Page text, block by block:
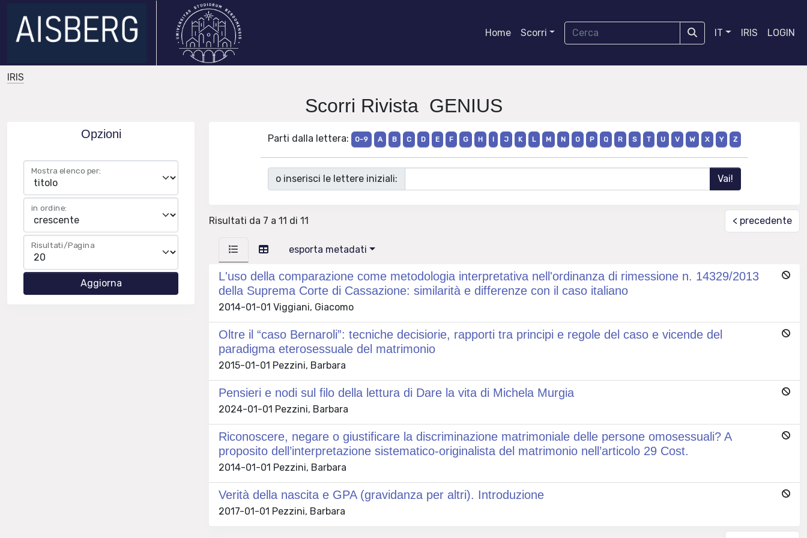
Home Scorri IT IRIS LOGIN
IRIS
Scorri Rivista GENIUS
Opzioni
Mostra elenco per:
in ordine:
Risultati/Pagina
Parti dalla lettera: 0-9 A B C D E F G H I J K L M N O P Q R S T U V W X Y Z
o inserisci le lettere iniziali:
Risultati da 7 a 11 di 11 < precedente
esporta metadati
L'uso della comparazione come metodologia interpretativa nell'ordinanza di rimessione n. 14329/2013
della Suprema Corte di Cassazione: similarità e differenze con il caso italiano
2014-01-01 Viggiani, Giacomo
Oltre il “caso Bernaroli”: tecniche decisiorie, rapporti tra principi e regole del caso e vicende del
paradigma eterosessuale del matrimonio
2015-01-01 Pezzini, Barbara
Pensieri e nodi sul filo della lettura di Dare la vita di Michela Murgia
2024-01-01 Pezzini, Barbara
Riconoscere, negare o giustificare la discriminazione matrimoniale delle persone omosessuali? A
proposito dell’interpretazione sistematico-originalista del matrimonio nell’articolo 29 Cost.
2014-01-01 Pezzini, Barbara
Verità della nascita e GPA (gravidanza per altri). Introduzione
2017-01-01 Pezzini, Barbara